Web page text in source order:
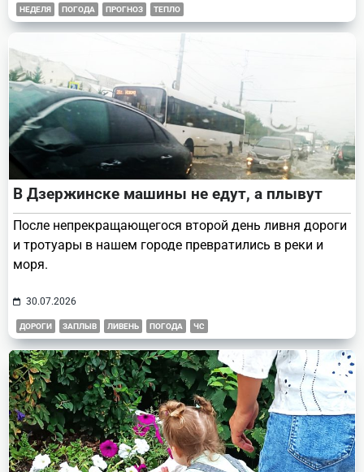
НЕДЕЛЯ ПОГОДА ПРОГНОЗ ТЕПЛО
В Дзержинске машины не едут, а плывут
После непрекращающегося второй день ливня дороги
и тротуары в нашем городе превратились в реки и
моря.
30.07.2026
ДОРОГИ ЗАПЛЫВ ЛИВЕНЬ ПОГОДА ЧС